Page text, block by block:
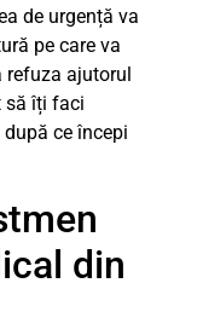
de urgență va
pe care va
refuza ajutorul
să îți faci
ce începi
din